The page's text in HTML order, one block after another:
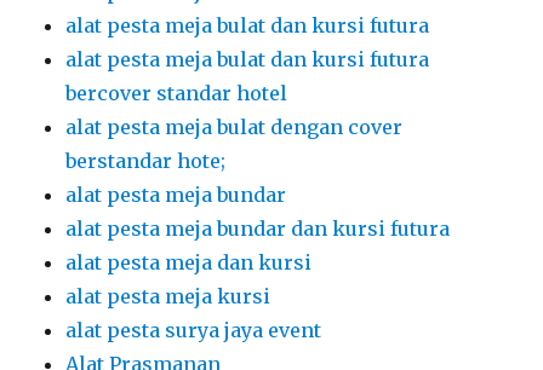
alat pesta meja bundar
alat pesta meja bundar dan kursi futura
alat pesta meja dan kursi
alat pesta meja kursi
alat pesta surya jaya event
Alat Prasmanan
alatpesta
aneka type sofa
arga sewa meja
Arm Chair VIP
arm chairs